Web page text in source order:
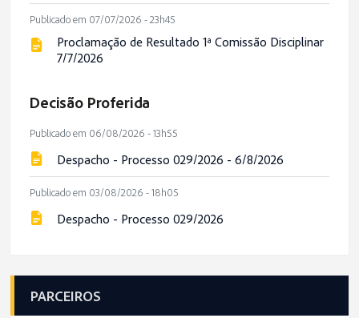
Publicado em 07/07/2026 - 23h45
Proclamação de Resultado 1ª Comissão Disciplinar
7/7/2026
Decisão Proferida
Publicado em 06/08/2026 - 13h55
Despacho - Processo 029/2026 - 6/8/2026
Publicado em 03/08/2026 - 18h05
Despacho - Processo 029/2026
PARCEIROS